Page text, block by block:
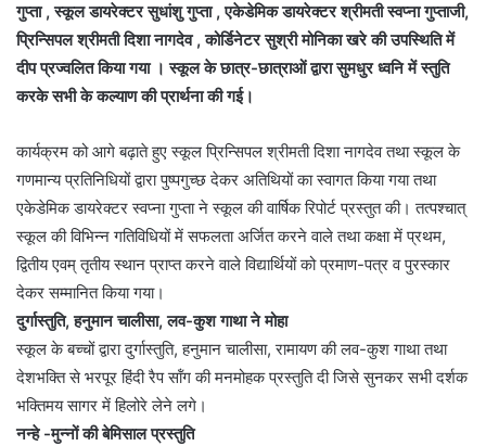
गुप्ता , स्कूल डायरेक्टर सुधांशु गुप्ता , एकेडेमिक डायरेक्टर श्रीमती स्वप्ना गुप्ताजी,
प्रिन्सिपल श्रीमती दिशा नागदेव , कोर्डिनेटर सुश्री मोनिका खरे की उपस्थिति में
दीप प्रज्वलित किया गया । स्कूल के छात्र-छात्राओं द्वारा सुमधुर ध्वनि में स्तुति
करके सभी के कल्याण की प्रार्थना की गई।
कार्यक्रम को आगे बढ़ाते हुए स्कूल प्रिन्सिपल श्रीमती दिशा नागदेव तथा स्कूल के
गणमान्य प्रतिनिधियों द्वारा पुष्पगुच्छ देकर अतिथियों का स्वागत किया गया तथा
एकेडेमिक डायरेक्टर स्वप्ना गुप्ता ने स्कूल की वार्षिक रिपोर्ट प्रस्तुत की। तत्पश्चात्
स्कूल की विभिन्न गतिविधियों में सफलता अर्जित करने वाले तथा कक्षा में प्रथम,
द्वितीय एवम् तृतीय स्थान प्राप्त करने वाले विद्यार्थियों को प्रमाण-पत्र व पुरस्कार
देकर सम्मानित किया गया।
दुर्गास्तुति, हनुमान चालीसा, लव-कुश गाथा ने मोहा
स्कूल के बच्चों द्वारा दुर्गास्तुति, हनुमान चालीसा, रामायण की लव-कुश गाथा तथा
देशभक्ति से भरपूर हिंदी रैप सॉंग की मनमोहक प्रस्तुति दी जिसे सुनकर सभी दर्शक
भक्तिमय सागर में हिलोरे लेने लगे।
नन्हे -मुन्नों की बेमिसाल प्रस्तुति